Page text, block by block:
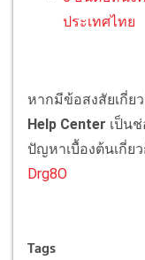
ประเทศไทย
หากมีข้อสงสัยเกี่ย
Help Center เป็น
ปัญหาเบื้องต้นเกี่ย
Drg8O
Tags